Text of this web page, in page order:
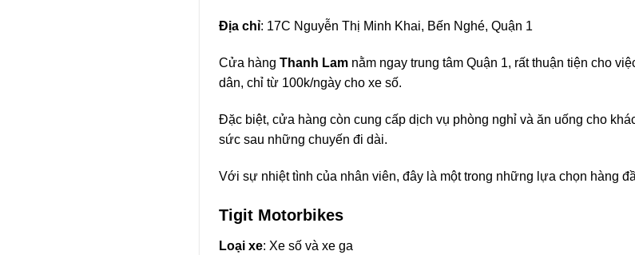
Địa chỉ: 17C Nguyễn Thị Minh Khai, Bến Nghé, Quận 1
Cửa hàng Thanh Lamnằm ngay trung tâm Quận 1, rất thuận tiện cho
dân, chỉ từ 100k/ngày cho xe số.
Đặc biệt, cửa hàng còn cung cấp dịch vụ phòng nghỉ và ăn uống cho
sức sau những chuyến đi dài.
Với sự nhiệt tình của nhân viên, đây là một trong những lựa chọn hàng
Tigit Motorbikes
Loại xe: Xe số và xe ga